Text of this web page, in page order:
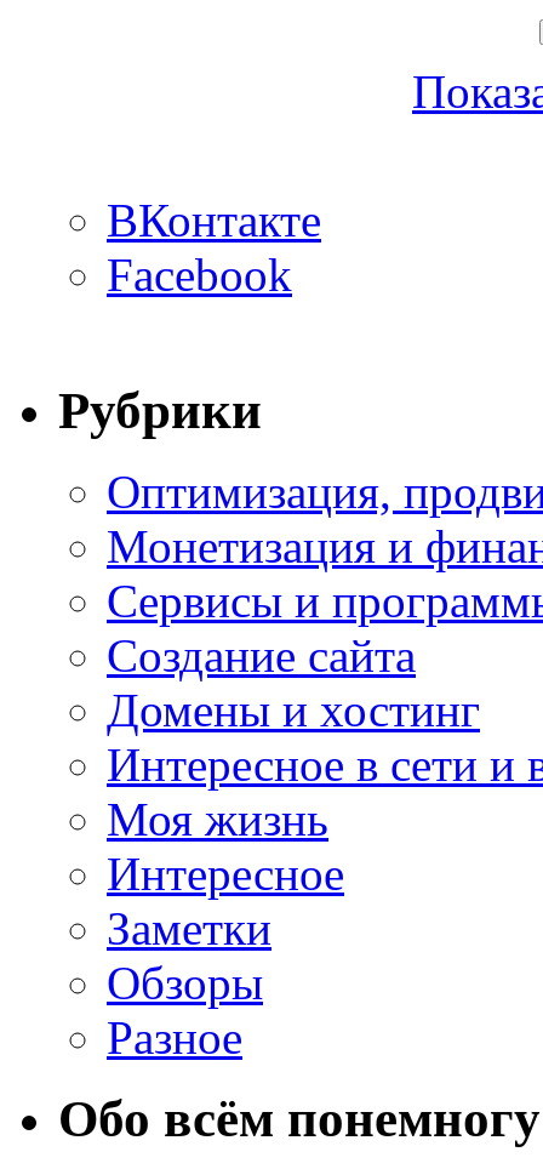
ВКонтакте
Facebook
Рубрики
Оптимизация,
Монетизация и
Сервисы и
Создание сайта
Домены и хостинг
Интересное в сети и
Моя жизнь
Интересное
Заметки
Обзоры
Разное
Обо всём понемногу